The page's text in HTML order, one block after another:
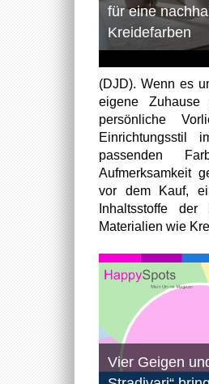
für eine
Kreidefarben
(DJD). Wenn es
eigene Zuhause
persönliche
Einrichtungsstil
passenden
Aufmerksamkeit
vor dem Kauf,
Inhaltsstoffe
Materialien wie
Vier Geigen